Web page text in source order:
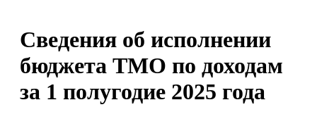
Сведения об исполнении
бюджета ТМО по доходам
за 1 полугодие 2025 года